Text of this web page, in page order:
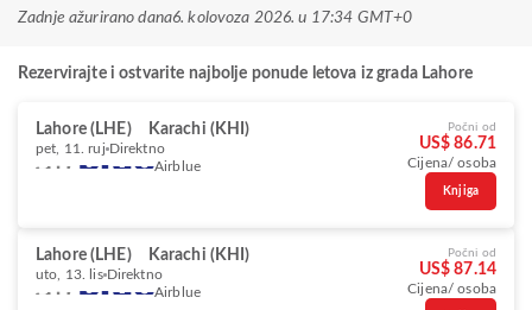
Zadnje ažurirano dana6. kolovoza 2026. u 17:34 GMT+0
Rezervirajte i ostvarite najbolje ponude letova iz grada Lahore
Lahore (LHE) Karachi (KHI)
pet, 11. ruj Direktno
Airblue
Počni od
US$ 86.71
Cijena/ osoba
Knjiga
Lahore (LHE) Karachi (KHI)
uto, 13. lis Direktno
Airblue
Počni od
US$ 87.14
Cijena/ osoba